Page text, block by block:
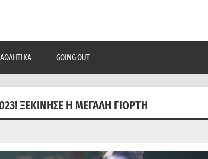
ΑΘΛΗΤΙΚΆ GOING OUT
ΞΕΚΊΝΗΣΕ Η ΜΕΓΆΛΗ ΓΙΟΡΤΉ